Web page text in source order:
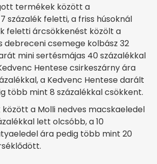
termékek között a
százalék feletti, a friss húsoknál
feletti árcsökkenést közölt a
debreceni csemege kolbász 32
mini sertésmájas 40 százalékkal
Hentese csirkeszárny ára
a Kedvenc Hentese darált
több mint 8 százalékkal csökkent.
a Molli nedves macskaeledel
lett olcsóbb, a 10
ára pedig több mint 20